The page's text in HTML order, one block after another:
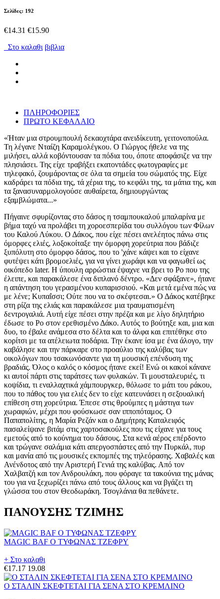
Σελίδες: 192
€14.31 €15.90
Στο καλαθι βιβλια
ΠΛΗΡΟΦΟΡΙΕΣ
ΠΡΩΤΟ ΚΕΦΑΛΑΙΟ
«Ήταν μια στρουμπουλή δεκαοχτάρα ανειδίκευτη, γειτονοπούλα.
Τη λέγανε Νταίζη Καραμολέγκου. Ο Γιώργος ήθελε να της
μιλήσει, αλλά κοβόντουσαν τα πόδια του, όποτε αποφάσιζε να την
πλησιάσει. Της είχε τραβήξει εκατοντάδες φωτογραφίες με
τηλεφακό, ζουμάροντας σε όλα τα σημεία του σώματός της. Είχε
καδράρει τα πόδια της, τά χέρια της, το κεφάλι της, τα μάτια της, και
τα ξανασυναρμολογούσε αυθαίρετα, δημιουργώντας
εξαμβλώματα...»
Πήγαινε σφυρίζοντας στο δάσος η τσαμπουκαλού μπαλαρίνα με
βήμα ταχύ να προλάβει τη χοροεσπερίδα του συλλόγου των Φίλων
του Καλού Λύκου. Ο Δάκος, που είχε πέσει ανελέητος πάνω στις
όμορφες ελιές, λοξοκοίταξε την όμορφη χορεύτρια που βάδιζε
ξυπόλυτη στο όμορφο δάσος, που το 'χάνε κάψει και το είχανε
φυτέψει κάτι βρομοελιές, για να γίνει χωράφι και να φαγωθεί ως
οικόπεδο later. Η ύπουλη αρρώστια έψαχνε να βρει το Ρο που της
έλειπε, και παρακάλεσε ένα διπλανό δέντρο. «Δεν σφάξανε», ήτανε
η απάντηση του γερασμένου κυπαρισσιού. «Και μετά εμένα πώς να
με λένε; Κυπαΐσσι; Ούτε που να το σκέφτεσαι.» Ο Δάκος κατέβηκε
στη ρίζα της ελιάς και παρακάλεσε μια τραυματισμένη
δεντρογαλιά. Αυτή είχε πέσει στην πρέζα και με λίγο δηλητήριο
έδωσε το Ρο στον ερεθισμένο Δάκο. Αυτός το βούτηξε και, μια και
δυο, το έβαλε ανάμεσα στο δέλτα και το άλφα και επιτέθηκε στο
κορίτσι με τα ατέλειωτα ποδάρια. Την έκανε ίσα με ένα άλογο, την
καβάλησε και την πάρκαρε στο προαύλιο της καλύβας των
οικολόγων που τσακωνόσαντε για τη μουσική επένδυση της
βραδιάς. Όλος ο καλός ο κόσμος ήτανε εκεί! Ενώ οι κακοί κάνανε
κι αυτοί πάρτι στις ταράτσες των φυλακών. Τι μουσταλευριές, τι
κοψίδια, τι εναλλαχτικά χάμπουργκερ, θόλωσε το μάτι του ράκου,
που το πάθος του για ελιές δεν το είχε κατευνάσει η σεξουαλική
επίθεση στη χορεύτρια. Έπεσε στις θρούμπες η μάστιγα των
χωραφιών, μέχρι που φούσκωσε σαν ιπποπόταμος. Ο
Παπαπολίτης, η Μαρία Ρεζάν και ο Δημήτρης Καταλειφός
πασαλείψανε βιτάμ στις χαρτοσακούλες που τις είχανε για τους
εμετούς από το κούνημα του δάσους. Στα κενά αέρος επέρδοντο
και τρώγανε σαλάμια κάτι απεργοσπάστες από την Πυρκάλ, πυρ
και μανία από τις μουσικές εκπομπές της τηλεόρασης. Χαβαλές και
Ανένδοτος από την Αριστερή Γενιά της καλύβας. Από τον
Χαλβατζή και τον Ανδρουλάκη, που φόραγε τα τακούνια της μάνας
του για να ξεχωρίζει πάνω από τους άλλους και να βγάζει τη
γλώσσα του στον Θεοδωράκη. Τσογλάνια θα πεθάνετε.
ΠΑΝΟΥΣΗΣ ΤΖΙΜΗΣ
MAGIC BAF Ο ΤΥΦΩΝΑΣ ΤΖΕΦΡΥ
+ Στο καλαθι
€17.17 19.08
Ο ΣΤΑΛΙΝ ΣΚΕΦΤΕΤΑΙ ΓΙΑ ΣΕΝΑ ΣΤΟ ΚΡΕΜΛΙΝΟ